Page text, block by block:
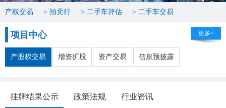
产权交易 > 拍卖行 > 二手车评估 > 二手车交易
项目中心 更多>
产股权交易 增资扩股 资产交易 信息预披露
挂牌结果公示 政策法规 行业资讯